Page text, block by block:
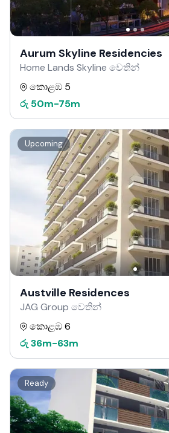
Aurum Skyline Residencies
Home Lands Skyline වෙතින්
කොළඹ 5
රු 50m-75m
Upcoming
Austville Residences
JAG Group වෙතින්
කොළඹ 6
රු 36m-63m
Ready